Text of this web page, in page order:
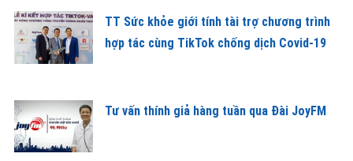
TT Sức khỏe giới tính tài trợ chương trình
hợp tác cùng TikTok chống dịch Covid-19
Tư vấn thính giả hàng tuần qua Đài JoyFM